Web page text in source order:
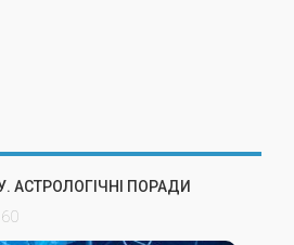
АСТРОЛОГІЧНІ ПОРАДИ